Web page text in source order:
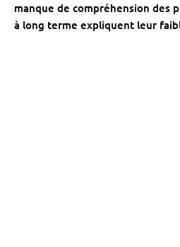
manque de compréhension des
à long terme expliquent leur